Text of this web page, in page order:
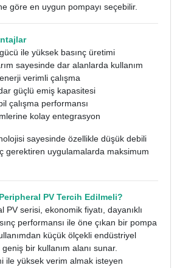
göre en uygun pompayı seçebilir.
ile yüksek basınç üretimi
sayesinde dar alanlarda kullanım
verimli çalışma
güçlü emiş kapasitesi
çalışma performansı
kolay entegrasyon
sayesinde özellikle düşük debili
gerektiren uygulamalarda maksimum
PV Tercih Edilmeli?
PV serisi, ekonomik fiyatı, dayanıklı
performansı ile öne çıkan bir pompa
küçük ölçekli endüstriyel
bir kullanım alanı sunar.
ile yüksek verim almak isteyen